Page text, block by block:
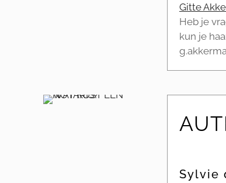
Gitte
Heb je
kun je
Sylvie